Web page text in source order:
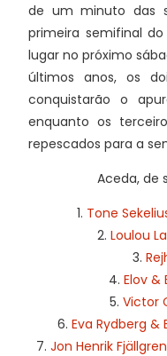
de um minuto das
primeira semifinal do
lugar no próximo
últimos anos, os
conquistarão o
enquanto os
repescados para a
Aceda, de
1. Tone
2. Loulou
3.
4. Elov &
5. Victor
6. Eva Rydberg &
7. Jon Henrik